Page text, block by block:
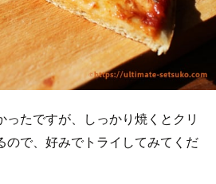
たですが、しっかり焼くとクリ
ので、好みでトライしてみてくだ